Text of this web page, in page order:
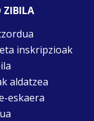
ZIBILA
inskripzioak
aldatzea
eskaera